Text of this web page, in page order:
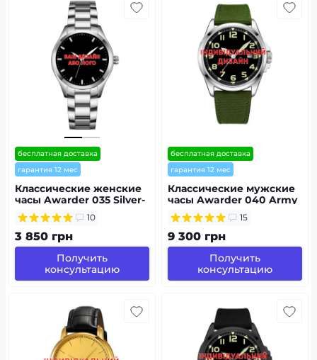
бесплатная доставка
гарантия 12 мес
Классические женские
часы Awarder 035 Silver-
Black Metal под
Индивидуальный
дизайн
10
3 850 грн
Получить
консультацию
бесплатная доставка
гарантия 12 мес
Классические мужские
часы Awarder 040 Army
Green-Silver под
Индивидуальный
дизайн,
водонепроницаемый,
японский механизм
15
9 300 грн
Получить
консультацию